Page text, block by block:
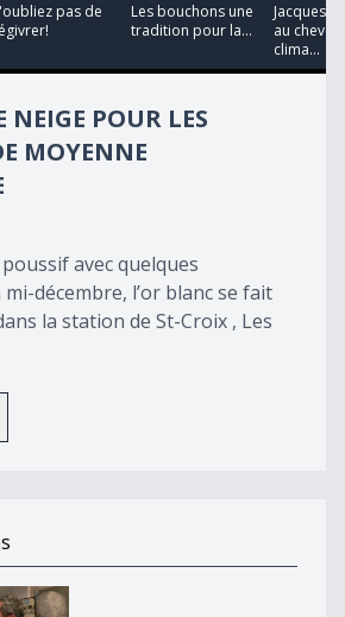
pas de
Les bouchons une
tradition pour la...
Jacques
au chevet
clima...
NEIGE POUR LES
MOYENNE
avec quelques
décembre, l’or blanc se fait
la station de St-Croix , Les
fini !